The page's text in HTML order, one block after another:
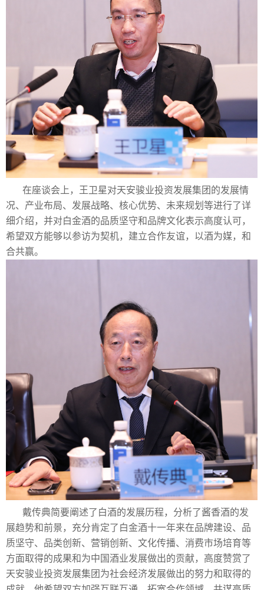
在座谈会上，王卫星对天安骏业投资发展集团的发展情
况、产业布局、发展战略、核心优势、未来规划等进行了详
细介绍，并对白金酒的品质坚守和品牌文化表示高度认可，
希望双方能够以参访为契机，建立合作友谊，以酒为媒，和
合共赢。
戴传典简要阐述了白酒的发展历程，分析了酱香酒的发
展趋势和前景，充分肯定了白金酒十一年来在品牌建设、品
质坚守、品类创新、营销创新、文化传播、消费市场培育等
方面取得的成果和为中国酒业发展做出的贡献，高度赞赏了
天安骏业投资发展集团为社会经济发展做出的努力和取得的